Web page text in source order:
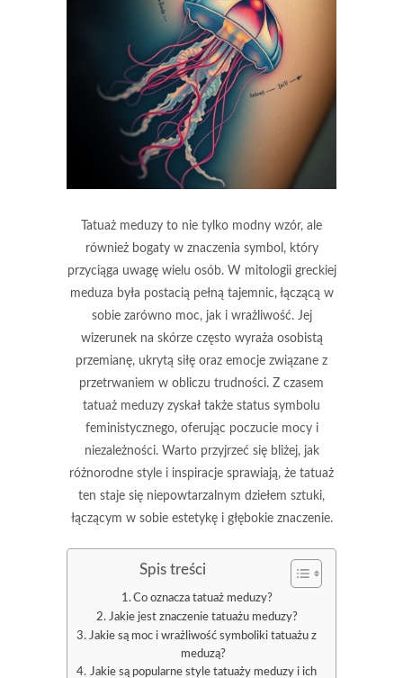
Tatuaż meduzy to nie tylko modny wzór, ale
również bogaty w znaczenia symbol, który
przyciąga uwagę wielu osób. W mitologii greckiej
meduza była postacią pełną tajemnic, łączącą w
sobie zarówno moc, jak i wrażliwość. Jej
wizerunek na skórze często wyraża osobistą
przemianę, ukrytą siłę oraz emocje związane z
przetrwaniem w obliczu trudności. Z czasem
tatuaż meduzy zyskał także status symbolu
feministycznego, oferując poczucie mocy i
niezależności. Warto przyjrzeć się bliżej, jak
różnorodne style i inspiracje sprawiają, że tatuaż
ten staje się niepowtarzalnym dziełem sztuki,
łączącym w sobie estetykę i głębokie znaczenie.
Spis treści
Co oznacza tatuaż meduzy?
Jakie jest znaczenie tatuażu meduzy?
Jakie są moc i wrażliwość symboliki tatuażu z
meduzą?
Jakie są popularne style tatuaży meduzy i ich